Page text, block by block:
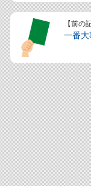
【前の
一番